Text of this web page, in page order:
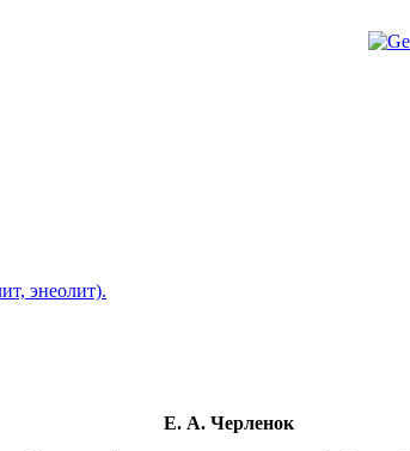
энеолит).
Е. А. Черленок